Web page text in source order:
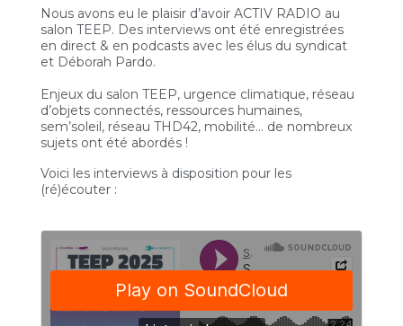
Nous avons eu le plaisir d’avoir ACTIV RADIO au
salon TEEP. Des interviews ont été enregistrées
en direct & en podcasts avec les élus du syndicat
et Déborah Pardo.
Enjeux du salon TEEP, urgence climatique, réseau
d’objets connectés, ressources humaines,
sem’soleil, réseau THD42, mobilité… de nombreux
sujets ont été abordés !
Voici les interviews à disposition pour les
(ré)écouter :